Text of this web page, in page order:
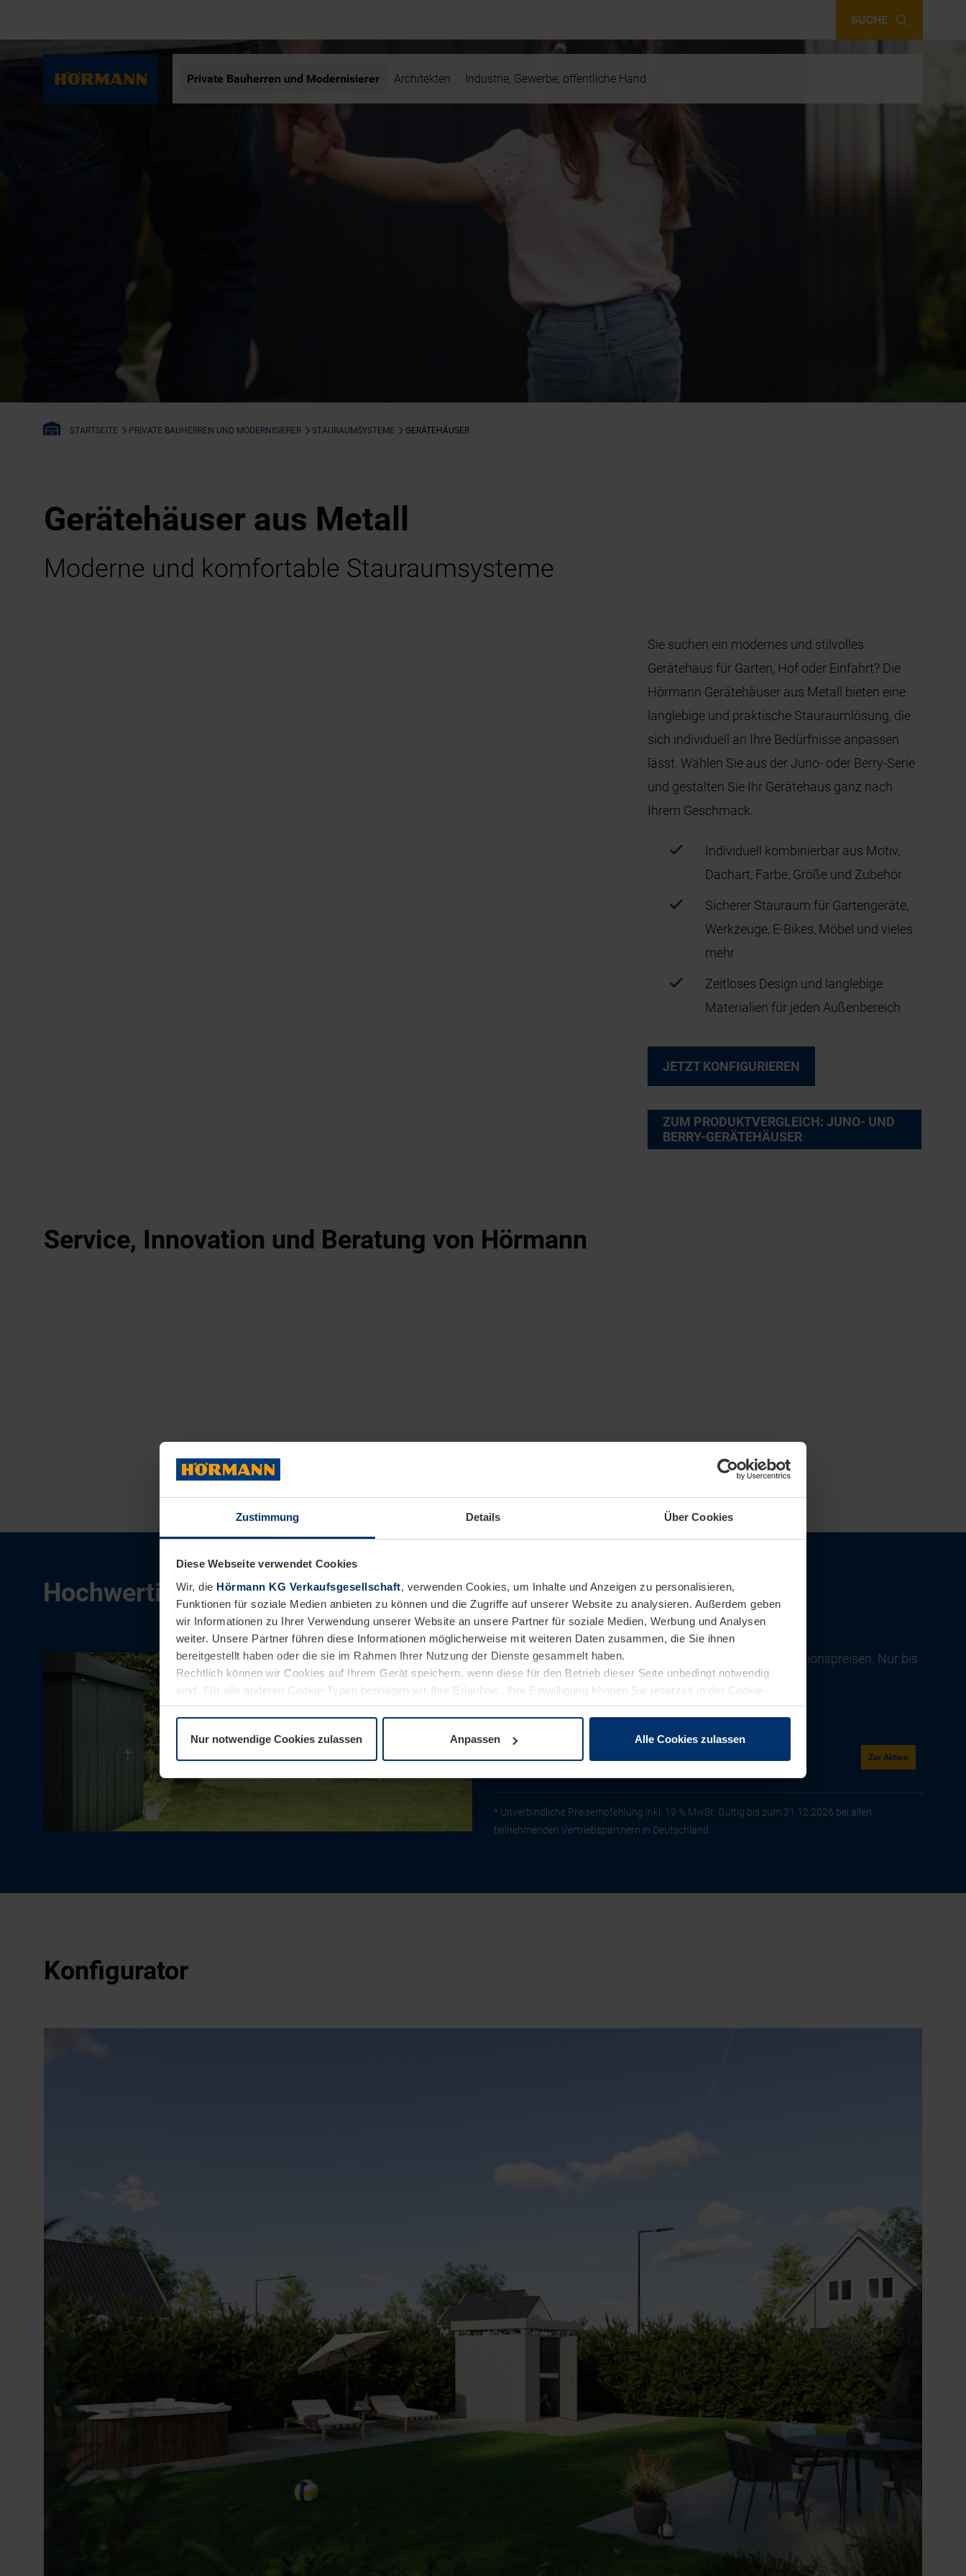
Zustimmung Details Über Cookies
Diese Webseite verwendet Cookies
Wir, die Hörmann KG Verkaufsgesellschaft, verwenden Cookies, um Inhalte und Anzeigen zu personalisieren,
Funktionen für soziale Medien anbieten zu können und die Zugriffe auf unserer Website zu analysieren. Außerdem geben
wir Informationen zu Ihrer Verwendung unserer Website an unsere Partner für soziale Medien, Werbung und Analysen
weiter. Unsere Partner führen diese Informationen möglicherweise mit weiteren Daten zusammen, die Sie ihnen
bereitgestellt haben oder die sie im Rahmen Ihrer Nutzung der Dienste gesammelt haben.
Rechtlich können wir Cookies auf Ihrem Gerät speichern, wenn diese für den Betrieb dieser Seite unbedingt notwendig
sind. Für alle anderen Cookie-Typen benötigen wir Ihre Erlaubnis. Ihre Einwilligung können Sie jederzeit in der Cookie-
Erläuterung auf der SeiteDatenschutzerklärungunserer Website ändern oder widerrufen.
Nur notwendige Cookies zulassen Anpassen Alle Cookies zulassen
SUCHE
Private Bauherren und Modernisierer Architekten Industrie, Gewerbe, öffentliche Hand
STARTSEITE PRIVATE BAUHERREN UND MODERNISIERER STAURAUMSYSTEME GERÄTEHÄUSER
Gerätehäuser aus Metall
Moderne und komfortable Stauraumsysteme
Sie suchen ein modernes und stilvolles
Gerätehaus für Garten, Hof oder Einfahrt? Die
Hörmann Gerätehäuser aus Metall bieten eine
langlebige und praktische Stauraumlösung, die
sich individuell an Ihre Bedürfnisse anpassen
lässt. Wählen Sie aus der Juno- oder Berry‑Serie
und gestalten Sie Ihr Gerätehaus ganz nach
Ihrem Geschmack.
Individuell kombinierbar aus Motiv,
Dachart, Farbe, Größe und Zubehör
Sicherer Stauraum für Gartengeräte,
Werkzeuge, E‑Bikes, Möbel und vieles
mehr
Zeitloses Design und langlebige
Materialien für jeden Außenbereich
JETZT KONFIGURIEREN
ZUM PRODUKTVERGLEICH: JUNO- UND
BERRY-GERÄTEHÄUSER
Service, Innovation und Beratung von Hörmann
Hochwertige Gerätehäuser zu Aktionspreisen
Gerätehäuser für Generationen von Europas Nr. 1 zu Aktionspreisen. Nur bis
einschließlich 31. Dezember 2026!
Gerätehaus Angebote
1798 €* Zur Aktion
* Unverbindliche Preisempfehlung inkl. 19 % MwSt. Gültig bis zum 31.12.2026 bei allen
teilnehmenden Vertriebspartnern in Deutschland.
Konfigurator